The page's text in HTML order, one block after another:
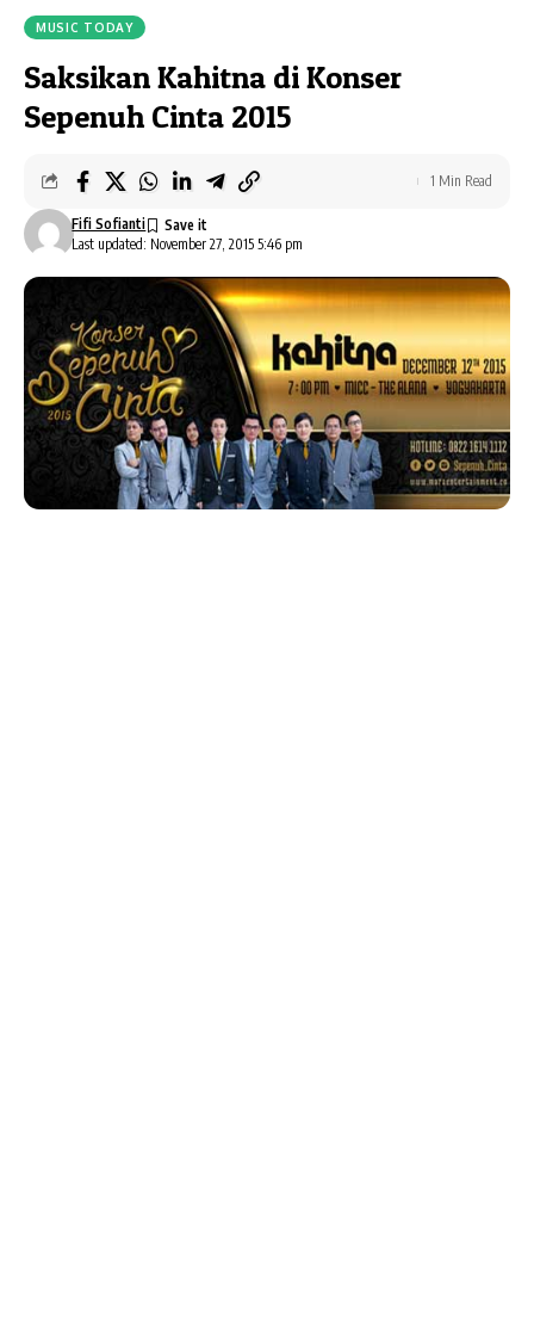
MUSIC TODAY
Saksikan Kahitna di Konser
Sepenuh Cinta 2015
Last updated: November 27, 2015 5:46 pm
Fifi Sofianti
1 Min Read